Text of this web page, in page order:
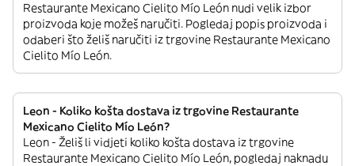
Restaurante Mexicano Cielito Mío León nudi velik izbor
proizvoda koje možeš naručiti. Pogledaj popis proizvoda i
odaberi što želiš naručiti iz trgovine Restaurante Mexicano
Cielito Mío León.
Leon - Koliko košta dostava iz trgovine Restaurante
Mexicano Cielito Mío León?
Leon - Želiš li vidjeti koliko košta dostava iz trgovine
Restaurante Mexicano Cielito Mío León, pogledaj naknadu